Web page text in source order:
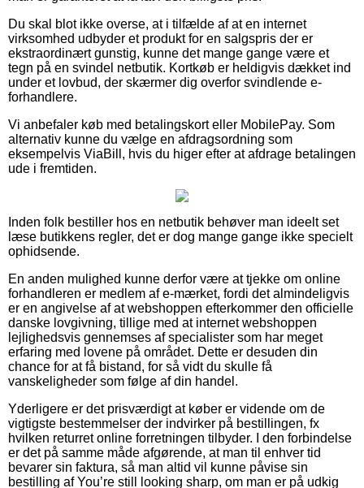
Du skal blot ikke overse, at i tilfælde af at en internet
virksomhed udbyder et produkt for en salgspris der er
ekstraordinært gunstig, kunne det mange gange være et
tegn på en svindel netbutik. Kortkøb er heldigvis dækket ind
under et lovbud, der skærmer dig overfor svindlende e-
forhandlere.
Vi anbefaler køb med betalingskort eller MobilePay. Som
alternativ kunne du vælge en afdragsordning som
eksempelvis ViaBill, hvis du higer efter at afdrage betalingen
ude i fremtiden.
Inden folk bestiller hos en netbutik behøver man ideelt set
læse butikkens regler, det er dog mange gange ikke specielt
ophidsende.
En anden mulighed kunne derfor være at tjekke om online
forhandleren er medlem af e-mærket, fordi det almindeligvis
er en angivelse af at webshoppen efterkommer den officielle
danske lovgivning, tillige med at internet webshoppen
lejlighedsvis gennemses af specialister som har meget
erfaring med lovene på området. Dette er desuden din
chance for at få bistand, for så vidt du skulle få
vanskeligheder som følge af din handel.
Yderligere er det prisværdigt at køber er vidende om de
vigtigste bestemmelser der indvirker på bestillingen, fx
hvilken returret online forretningen tilbyder. I den forbindelse
er det på samme måde afgørende, at man til enhver tid
bevarer sin faktura, så man altid vil kunne påvise sin
bestilling af You’re still looking sharp, om man er på udkig